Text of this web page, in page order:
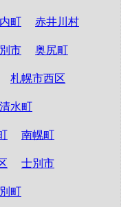
町 赤井川村
市 奥尻町
札幌市西区
水町
南幌町
士別市
町